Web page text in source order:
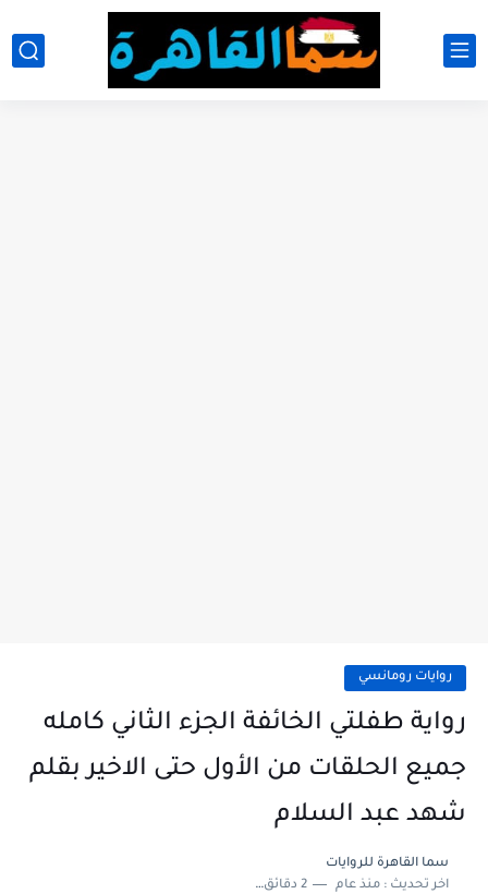
روايات رومانسي
رواية طفلتي الخائفة الجزء الثاني كامله
جميع الحلقات من الأول حتى الاخير بقلم
شهد عبد السلام
سما القاهرة للروايات
اخر تحديث :منذ عام 2 دقائق للقراءة